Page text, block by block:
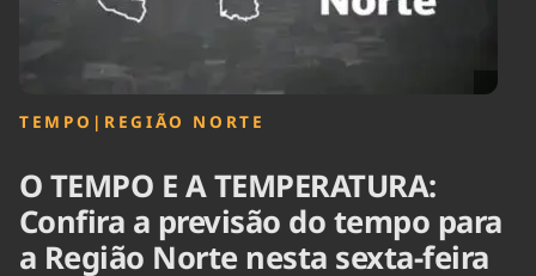
TEMPO | REGIÃO NORTE
O TEMPO E A TEMPERATURA:
Confira a previsão do tempo para
a Região Norte nesta sexta-feira